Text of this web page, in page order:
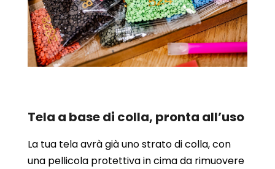
Tela a base di colla, pronta all’uso
La tua tela avrà già uno strato di colla, con
una pellicola protettiva in cima da rimuovere